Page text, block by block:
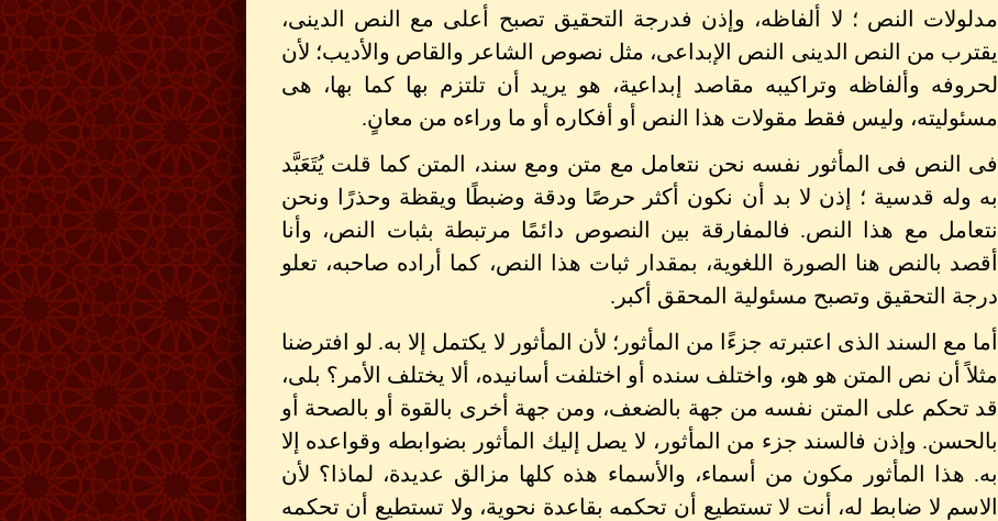
مدلولات النص ؛ لا ألفاظه، وإذن فدرجة التحقيق تصبح أعلى مع النص الدينى،
يقترب من النص الدينى النص الإبداعى، مثل نصوص الشاعر والقاص والأديب؛ لأن
لحروفه وألفاظه وتراكيبه مقاصد إبداعية، هو يريد أن تلتزم بها كما بها، هى
مسئوليته، وليس فقط مقولات هذا النص أو أفكاره أو ما وراءه من معانٍ.
فى النص فى المأثور نفسه نحن نتعامل مع متن ومع سند، المتن كما قلت يُتَعَبَّد
به وله قدسية ؛ إذن لا بد أن نكون أكثر حرصًا ودقة وضبطًا ويقظة وحذرًا ونحن
نتعامل مع هذا النص. فالمفارقة بين النصوص دائمًا مرتبطة بثبات النص، وأنا
أقصد بالنص هنا الصورة اللغوية، بمقدار ثبات هذا النص، كما أراده صاحبه، تعلو
درجة التحقيق وتصبح مسئولية المحقق أكبر.
أما مع السند الذى اعتبرته جزءًا من المأثور؛ لأن المأثور لا يكتمل إلا به. لو افترضنا
مثلاً أن نص المتن هو هو، واختلف سنده أو اختلفت أسانيده، ألا يختلف الأمر؟ بلى،
قد تحكم على المتن نفسه من جهة بالضعف، ومن جهة أخرى بالقوة أو بالصحة أو
بالحسن. وإذن فالسند جزء من المأثور، لا يصل إليك المأثور بضوابطه وقواعده إلا
به. هذا المأثور مكون من أسماء، والأسماء هذه كلها مزالق عديدة، لماذا؟ لأن
الاسم لا ضابط له، أنت لا تستطيع أن تحكمه بقاعدة نحوية، ولا تستطيع أن تحكمه